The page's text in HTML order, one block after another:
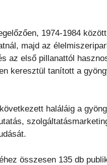
1974-1984
majd az
az első pillanattól
keresztül tanított a
haláláig a
összesen 135 db